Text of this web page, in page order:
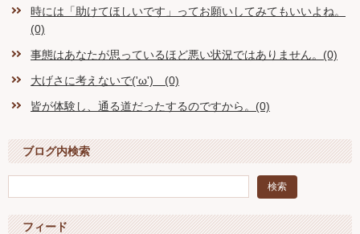
時には「助けてほしいです」ってお願いしてみてもいいよね。
(0)
事態はあなたが思っているほど悪い状況ではありません。(0)
大げさに考えないで('ω') (0)
皆が体験し、通る道だったするのですから。(0)
ブログ内検索
フィード